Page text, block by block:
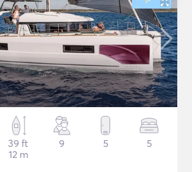
39 ft
12 m
9 5 5